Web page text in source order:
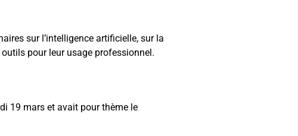
sur l’intelligence artificielle, sur la
outils pour leur usage professionnel.
19 mars et avait pour thème le